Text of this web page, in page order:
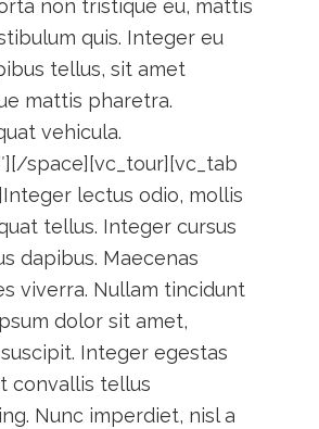
non tristique eu, mattis
quis. Integer eu
tellus, sit amet
mattis pharetra.
vehicula.
space][vc_tour][vc_tab
lectus odio, mollis
tellus. Integer cursus
dapibus. Maecenas
viverra. Nullam tincidunt
dolor sit amet,
Integer egestas
convallis tellus
Nunc imperdiet, nisl a